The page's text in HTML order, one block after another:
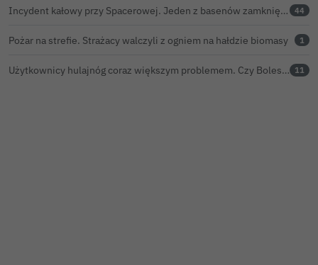
Incydent kałowy przy Spacerowej. Jeden z basenów zamknięty do odwołania 44
Pożar na strefie. Strażacy walczyli z ogniem na hałdzie biomasy 1
Użytkownicy hulajnóg coraz większym problemem. Czy Bolesławiec powinien pójść śladem Gniezna? 11